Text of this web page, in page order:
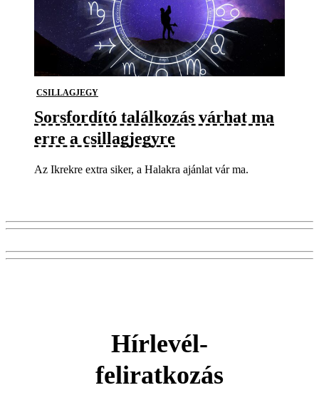
CSILLAGJEGY
Sorsfordító találkozás várhat ma
erre a csillagjegyre
Az Ikrekre extra siker, a Halakra ajánlat vár ma.
Hírlevél-
feliratkozás